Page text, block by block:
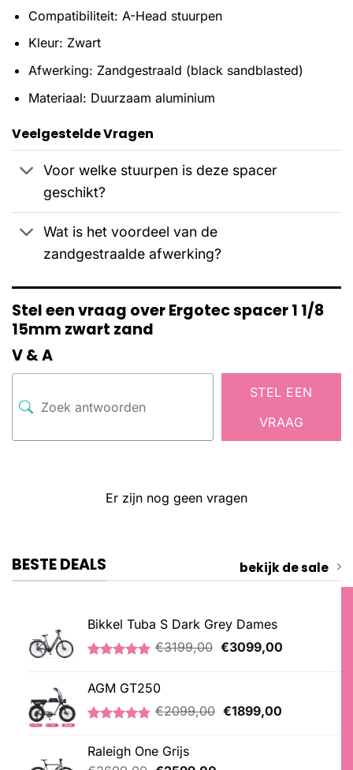
Compatibiliteit: A-Head stuurpen
Kleur: Zwart
Afwerking: Zandgestraald (black sandblasted)
Materiaal: Duurzaam aluminium
Veelgestelde Vragen
Voor welke stuurpen is deze spacer
geschikt?
Wat is het voordeel van de
zandgestraalde afwerking?
Stel een vraag over Ergotec spacer 1 1/8
15mm zwart zand
V & A
STEL EEN
VRAAG
Er zijn nog geen vragen
BESTE DEALS bekijk de sale
Bikkel Tuba S Dark Grey Dames
gebaseerd
op
klantbeoordeling
€3199,00 Oorspronkelijke
€3099,00Huidige
AGM GT250
4.76
op 5
gebaseerd
€2099,00 Oorspronkelijke
€1899,00Huidige
Raleigh One Grijs